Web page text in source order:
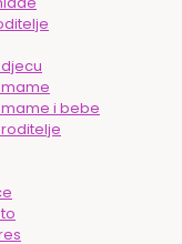
i bebe